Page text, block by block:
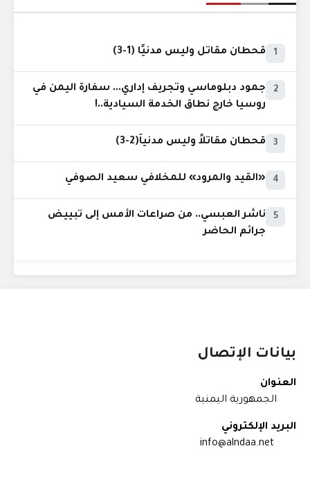
1 قحطان مقاتل وليس مدنيًا (1-3)
2
جمود دبلوماسي وتجريف إداري... سفارة اليمن في
روسيا خارج نطاق الخدمة السيادية..!
3 قحطان مقاتلاً وليس مدنياً(2-3)
4 «القيد والمرود» للمخلافي سعيد الصوفي
5
ناشر العبسي.. من صراعات الأمس إلى تبييض
جرائم الحاضر
بيانات الإتصال
العنوان
الجمهورية اليمنية
البريد الإلكتروني
info@alndaa.net